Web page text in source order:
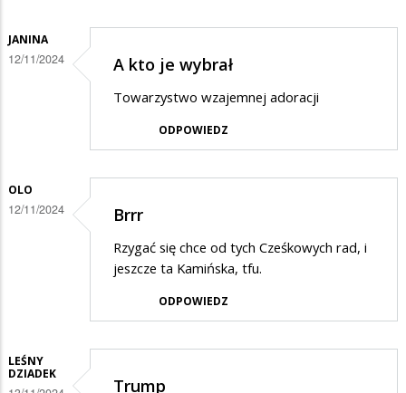
JANINA
12/11/2024 A kto je wybrał
Towarzystwo wzajemnej adoracji
ODPOWIEDZ
OLO
12/11/2024 Brrr
Rzygać się chce od tych Cześkowych rad, i
jeszcze ta Kamińska, tfu.
ODPOWIEDZ
LEŚNY
DZIADEK
Trump